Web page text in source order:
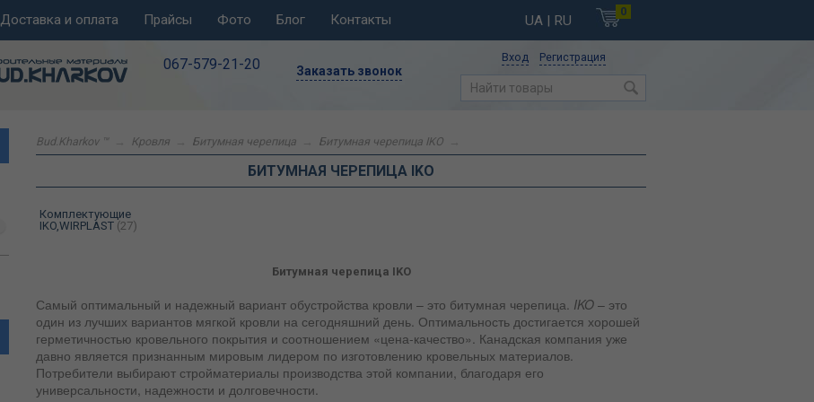
0
UA | RU
Доставка и оплата Прайсы Фото Блог Контакты
Вход Регистрация
067-579-21-20 Заказать звонок
Bud.Kharkov ™ Кровля Битумная черепица Битумная черепица IKO
БИТУМНАЯ ЧЕРЕПИЦА IKO
Комплектующие
IKO,WIRPLAST (27)
Битумная черепица IKO
Самый оптимальный и надежный вариант обустройства кровли – это битумная черепица. IKO – это
один из лучших вариантов мягкой кровли на сегодняшний день. Оптимальность достигается хорошей
герметичностью кровельного покрытия и соотношением «цена-качество». Канадская компания уже
давно является признанным мировым лидером по изготовлению кровельных материалов.
Потребители выбирают стройматериалы производства этой компании, благодаря его
универсальности, надежности и долговечности.